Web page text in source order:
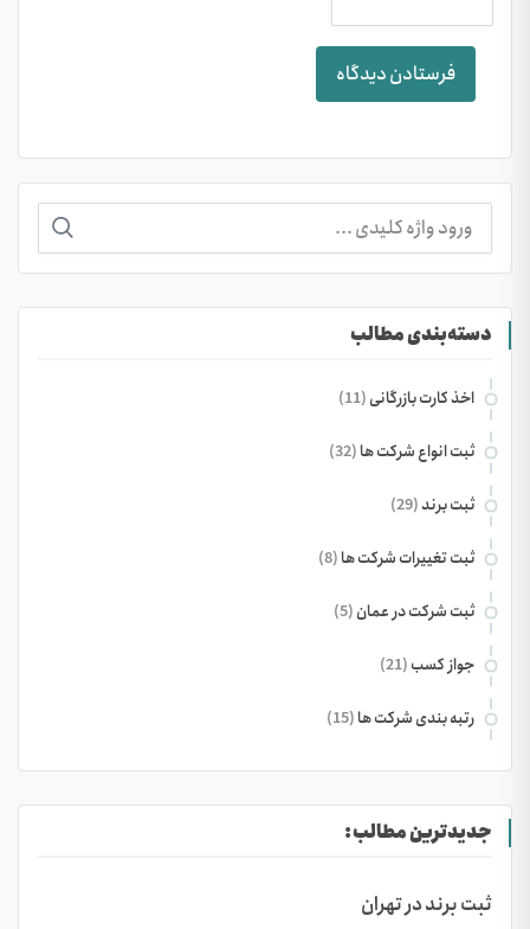
جستجو
برای:
دسته‌بندی مطالب
اخذ کارت بازرگانی(11)
ثبت انواع شرکت ها(32)
ثبت برند(29)
ثبت تغییرات شرکت ها(8)
ثبت شرکت در عمان(5)
جواز کسب(21)
رتبه بندی شرکت ها(15)
جدیدترین مطالب:
ثبت برند در تهران